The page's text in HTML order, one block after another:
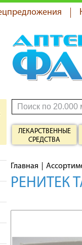
ЛЕКАРСТВЕННЫЕ
СРЕДСТВА
Главная
РЕНИТЕК